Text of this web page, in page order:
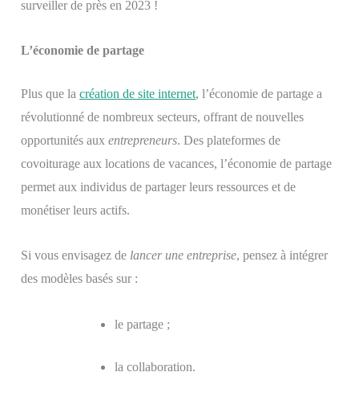
surveiller de près en 2023 !
L’économie de partage
Plus que lacréation de site internet, l’économie de partage a
révolutionné de nombreux secteurs, offrant de nouvelles
opportunités auxentrepreneurs. Des plateformes de
covoiturage aux locations de vacances, l’économie de partage
permet aux individus de partager leurs ressources et de
monétiser leurs actifs.
Si vous envisagez de lancer une entreprise, pensez à intégrer
des modèles basés sur :
le partage ;
la collaboration.